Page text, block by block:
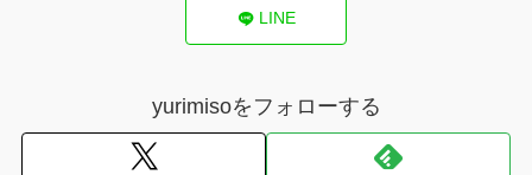
LINE
yurimisoをフォローする